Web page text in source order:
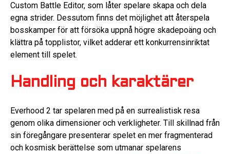
Custom Battle Editor, som låter spelare skapa och dela
egna strider. Dessutom finns det möjlighet att återspela
bosskamper för att försöka uppnå högre skadepoäng och
klättra på topplistor, vilket adderar ett konkurrensinriktat
element till spelet.
Handling och karaktärer
Everhood 2 tar spelaren med på en surrealistisk resa
genom olika dimensioner och verkligheter. Till skillnad från
sin föregångare presenterar spelet en mer fragmenterad
och kosmisk berättelse som utmanar spelarens